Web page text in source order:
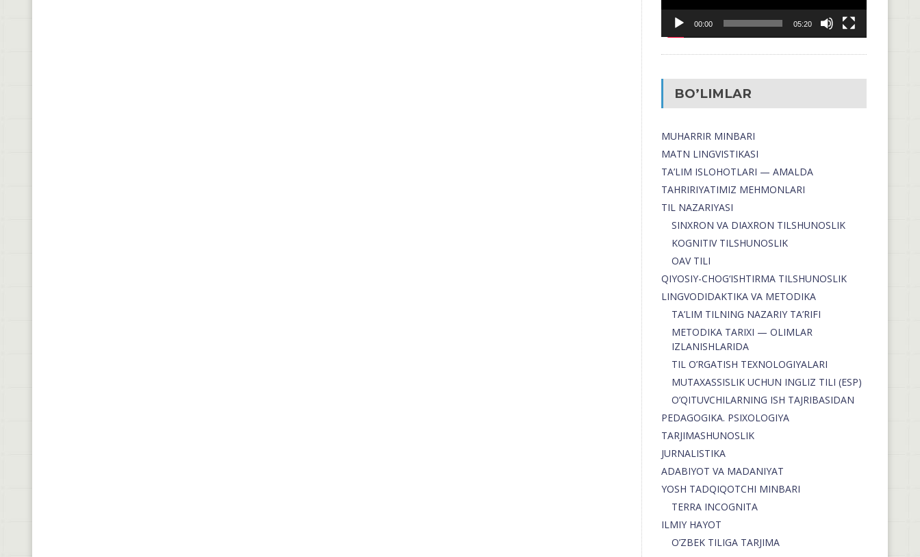
00:00 05:20
BO’LIMLAR
MUHARRIR MINBARI
MATN LINGVISTIKASI
TA’LIM ISLOHOTLARI — AMALDA
TAHRIRIYATIMIZ MEHMONLARI
TIL NAZARIYASI
SINXRON VA DIAXRON TILSHUNOSLIK
KOGNITIV TILSHUNOSLIK
OAV TILI
QIYOSIY-CHOG‘ISHTIRMA TILSHUNOSLIK
LINGVODIDAKTIKA VA METODIKA
TA’LIM TILNING NAZARIY TA’RIFI
METODIKA TARIXI — OLIMLAR
IZLANISHLARIDA
TIL O’RGATISH TEXNOLOGIYALARI
MUTAXASSISLIK UCHUN INGLIZ TILI (ESP)
O’QITUVCHILARNING ISH TAJRIBASIDAN
PEDAGOGIKA. PSIXOLOGIYA
TARJIMASHUNOSLIK
JURNALISTIKA
ADABIYOT VA MADANIYAT
YOSH TADQIQOTCHI MINBARI
TERRA INCOGNITA
ILMIY HAYOT
O’ZBEK TILIGA TARJIMA